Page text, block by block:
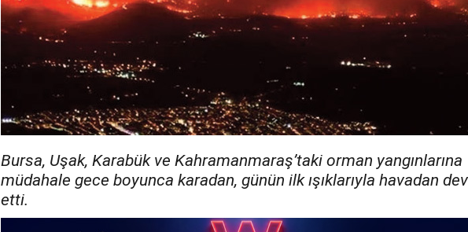
Bursa, Uşak, Karabük ve Kahramanmaraş’taki orman yangınlarına
müdahale gece boyunca karadan, günün ilk ışıklarıyla havadan
etti.